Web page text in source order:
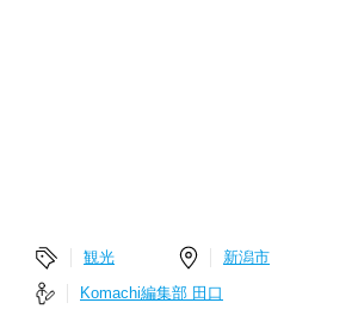
観光
新潟市
Komachi編集部 田口